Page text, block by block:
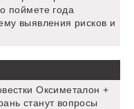
поймете года
выявления рисков и
Оксиметалон +
станут вопросы